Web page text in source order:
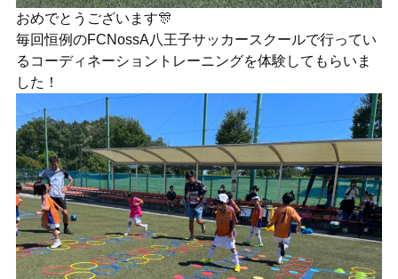
おめでとうございます🎊
毎回恒例のFCNossA八王子サッカースクールで行ってい
るコーディネーショントレーニングを体験してもらいま
した！